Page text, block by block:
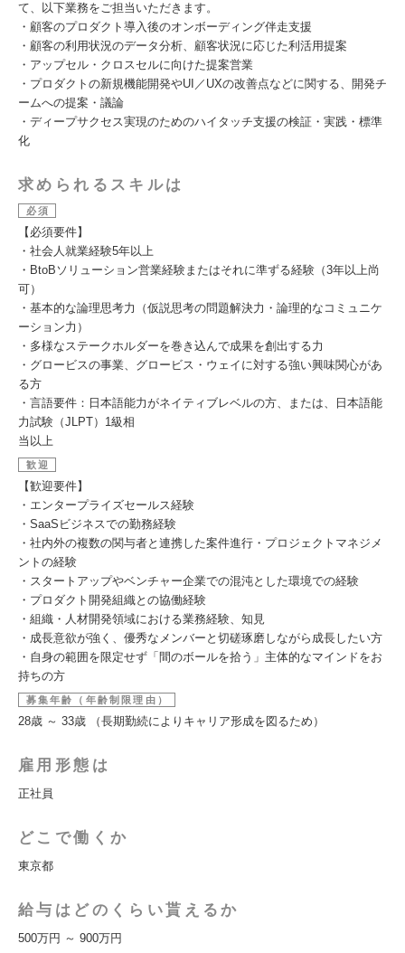
て、以下業務をご担当いただきます。
・顧客のプロダクト導入後のオンボーディング伴走支援
・顧客の利用状況のデータ分析、顧客状況に応じた利活用提案
・アップセル・クロスセルに向けた提案営業
・プロダクトの新規機能開発やUI／UXの改善点などに関する、開発チ
ームへの提案・議論
・ディープサクセス実現のためのハイタッチ支援の検証・実践・標準
化
求められるスキルは
必須
【必須要件】
・社会人就業経験5年以上
・BtoBソリューション営業経験またはそれに準ずる経験（3年以上尚
可）
・基本的な論理思考力（仮説思考の問題解決力・論理的なコミュニケ
ーション力）
・多様なステークホルダーを巻き込んで成果を創出する力
・グロービスの事業、グロービス・ウェイに対する強い興味関心があ
る方
・言語要件：日本語能力がネイティブレベルの方、または、日本語能
力試験（JLPT）1級相
当以上
歓迎
【歓迎要件】
・エンタープライズセールス経験
・SaaSビジネスでの勤務経験
・社内外の複数の関与者と連携した案件進行・プロジェクトマネジメ
ントの経験
・スタートアップやベンチャー企業での混沌とした環境での経験
・プロダクト開発組織との協働経験
・組織・人材開発領域における業務経験、知見
・成長意欲が強く、優秀なメンバーと切磋琢磨しながら成長したい方
・自身の範囲を限定せず「間のボールを拾う」主体的なマインドをお
持ちの方
募集年齢（年齢制限理由）
28歳 ～ 33歳 （長期勤続によりキャリア形成を図るため）
雇用形態は
正社員
どこで働くか
東京都
給与はどのくらい貰えるか
500万円 ～ 900万円